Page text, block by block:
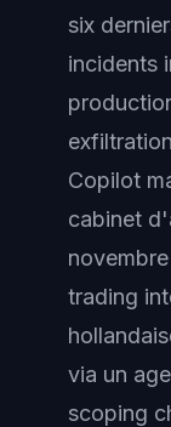
six
incidents
Copilot
cabinet
trading
via un
scoping